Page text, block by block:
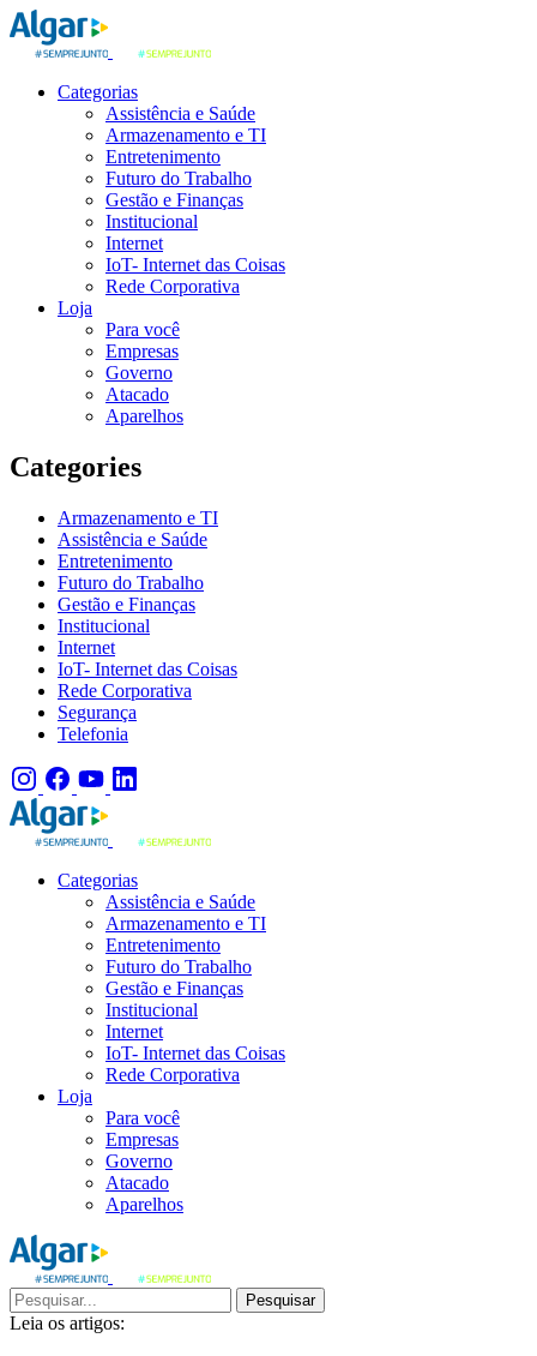
Categorias
Assistência e Saúde
Armazenamento e TI
Entretenimento
Futuro do Trabalho
Gestão e Finanças
Institucional
Internet
IoT- Internet das Coisas
Rede Corporativa
Loja
Para você
Empresas
Governo
Atacado
Aparelhos
Categories
Armazenamento e TI
Assistência e Saúde
Entretenimento
Futuro do Trabalho
Gestão e Finanças
Institucional
Internet
IoT- Internet das Coisas
Rede Corporativa
Segurança
Telefonia
Categorias
Assistência e Saúde
Armazenamento e TI
Entretenimento
Futuro do Trabalho
Gestão e Finanças
Institucional
Internet
IoT- Internet das Coisas
Rede Corporativa
Loja
Para você
Empresas
Governo
Atacado
Aparelhos
Pesquisar
Leia os artigos: